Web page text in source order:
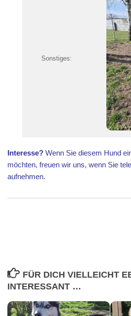
Sonstiges:
Interesse? Wenn Sie diesem Hund
möchten, freuen wir uns, wenn Sie
aufnehmen.
FÜR DICH VIELLEICHT
INTERESSANT …